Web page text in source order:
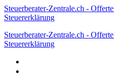
Steuerberater-Zentrale.ch -
Steuererklärung
Steuerberater-Zentrale.ch -
Steuererklärung